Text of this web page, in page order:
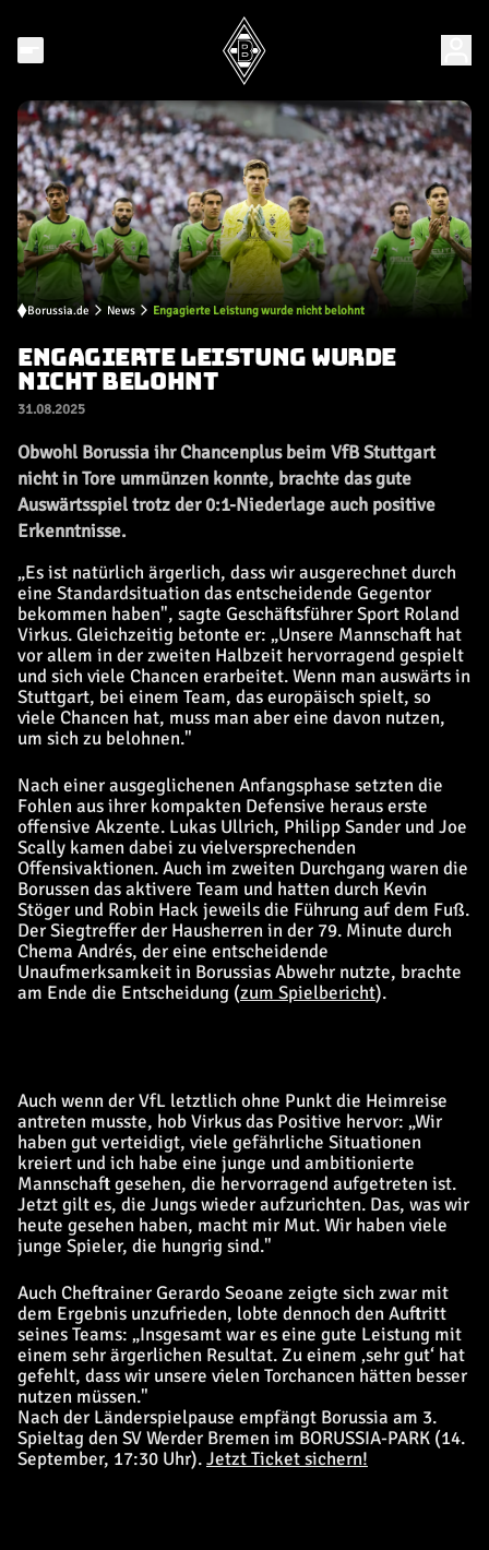
Borussia.de News Engagierte Leistung wurde nicht belohnt
ENGAGIERTE LEISTUNG WURDE
NICHT BELOHNT
31.08.2025
Obwohl Borussia ihr Chancenplus beim VfB Stuttgart
nicht in Tore ummünzen konnte, brachte das gute
Auswärtsspiel trotz der 0:1-Niederlage auch positive
Erkenntnisse.
„Es ist natürlich ärgerlich, dass wir ausgerechnet durch
eine Standardsituation das entscheidende Gegentor
bekommen haben", sagte Geschäftsführer Sport Roland
Virkus. Gleichzeitig betonte er: „Unsere Mannschaft hat
vor allem in der zweiten Halbzeit hervorragend gespielt
und sich viele Chancen erarbeitet. Wenn man auswärts in
Stuttgart, bei einem Team, das europäisch spielt, so
viele Chancen hat, muss man aber eine davon nutzen,
um sich zu belohnen."
Nach einer ausgeglichenen Anfangsphase setzten die
Fohlen aus ihrer kompakten Defensive heraus erste
offensive Akzente. Lukas Ullrich, Philipp Sander und Joe
Scally kamen dabei zu vielversprechenden
Offensivaktionen. Auch im zweiten Durchgang waren die
Borussen das aktivere Team und hatten durch Kevin
Stöger und Robin Hack jeweils die Führung auf dem Fuß.
Der Siegtreffer der Hausherren in der 79. Minute durch
Chema Andrés, der eine entscheidende
Unaufmerksamkeit in Borussias Abwehr nutzte, brachte
am Ende die Entscheidung (zum Spielbericht).
Auch wenn der VfL letztlich ohne Punkt die Heimreise
antreten musste, hob Virkus das Positive hervor: „Wir
haben gut verteidigt, viele gefährliche Situationen
kreiert und ich habe eine junge und ambitionierte
Mannschaft gesehen, die hervorragend aufgetreten ist.
Jetzt gilt es, die Jungs wieder aufzurichten. Das, was wir
heute gesehen haben, macht mir Mut. Wir haben viele
junge Spieler, die hungrig sind."
Auch Cheftrainer Gerardo Seoane zeigte sich zwar mit
dem Ergebnis unzufrieden, lobte dennoch den Auftritt
seines Teams: „Insgesamt war es eine gute Leistung mit
einem sehr ärgerlichen Resultat. Zu einem ‚sehr gut‘ hat
gefehlt, dass wir unsere vielen Torchancen hätten besser
nutzen müssen."
Nach der Länderspielpause empfängt Borussia am 3.
Spieltag den SV Werder Bremen im BORUSSIA-PARK (14.
September, 17:30 Uhr).Jetzt Ticket sichern!